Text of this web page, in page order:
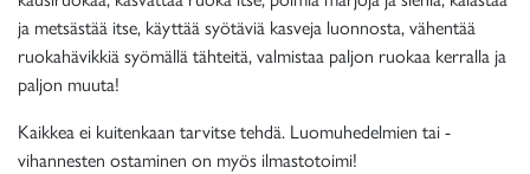
ja metsästää itse, käyttää syötäviä kasveja luonnosta, vähentää
ruokahävikkiä syömällä tähteitä, valmistaa paljon ruokaa kerralla ja
paljon muuta!
Kaikkea ei kuitenkaan tarvitse tehdä. Luomuhedelmien tai -
vihannesten ostaminen on myös ilmastotoimi!